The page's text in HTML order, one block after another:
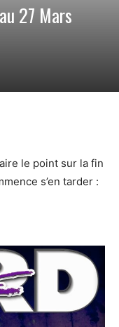
27 Mars
le point sur la fin
s’en tarder :